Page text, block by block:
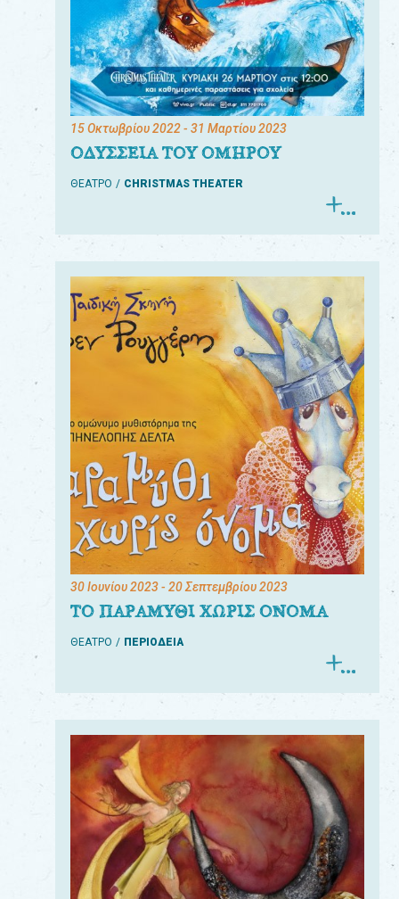
15 Οκτωβρίου 2022- 31 Μαρτίου 2023
ΟΔΥΣΣΕΙΑ ΤΟΥ ΟΜΗΡΟΥ
ΘΕΑΤΡΟ CHRISTMAS THEATER
30 Ιουνίου 2023- 20 Σεπτεμβρίου 2023
ΤΟ ΠΑΡΑΜΥΘΙ ΧΩΡΙΣ ΟΝΟΜΑ
ΘΕΑΤΡΟ ΠΕΡΙΟΔΕΙΑ